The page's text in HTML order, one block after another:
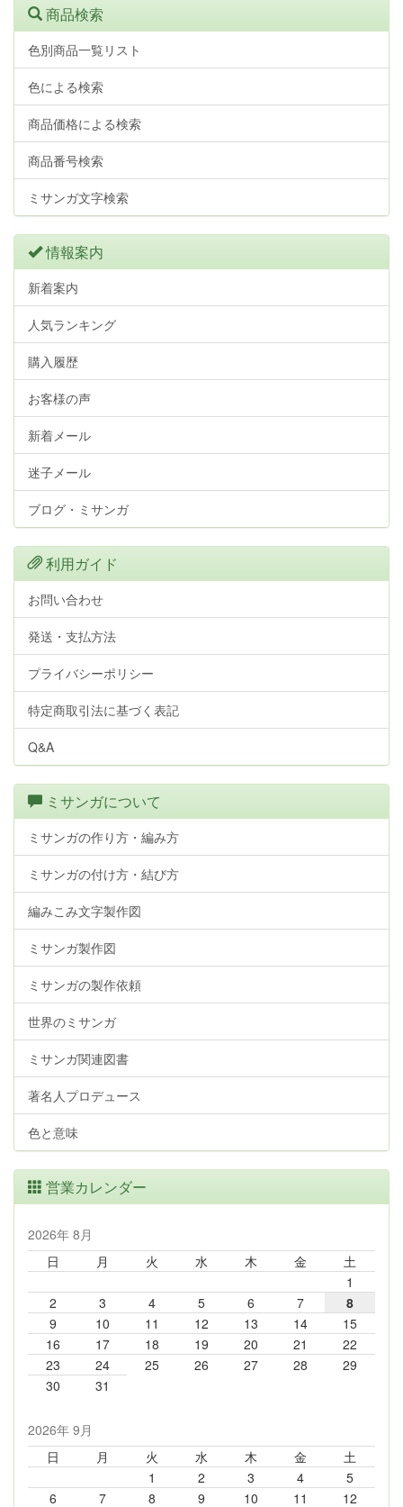
商品検索
色別商品一覧リスト
色による検索
商品価格による検索
商品番号検索
ミサンガ文字検索
情報案内
新着案内
人気ランキング
購入履歴
お客様の声
新着メール
迷子メール
ブログ・ミサンガ
利用ガイド
お問い合わせ
発送・支払方法
プライバシーポリシー
特定商取引法に基づく表記
Q&A
ミサンガについて
ミサンガの作り方・編み方
ミサンガの付け方・結び方
編みこみ文字製作図
ミサンガ製作図
ミサンガの製作依頼
世界のミサンガ
ミサンガ関連図書
著名人プロデュース
色と意味
営業カレンダー
2026年 8月
日
月 火 水 木 金
土
1
2
3 4 5 6 7
8
9
10 11 12 13 14
15
16
17 18 19 20 21
22
23
24 25 26 27 28
29
30
31
2026年 9月
日
月 火 水 木 金
土
1
2 3 4
5
6
7 8 9 10 11 12